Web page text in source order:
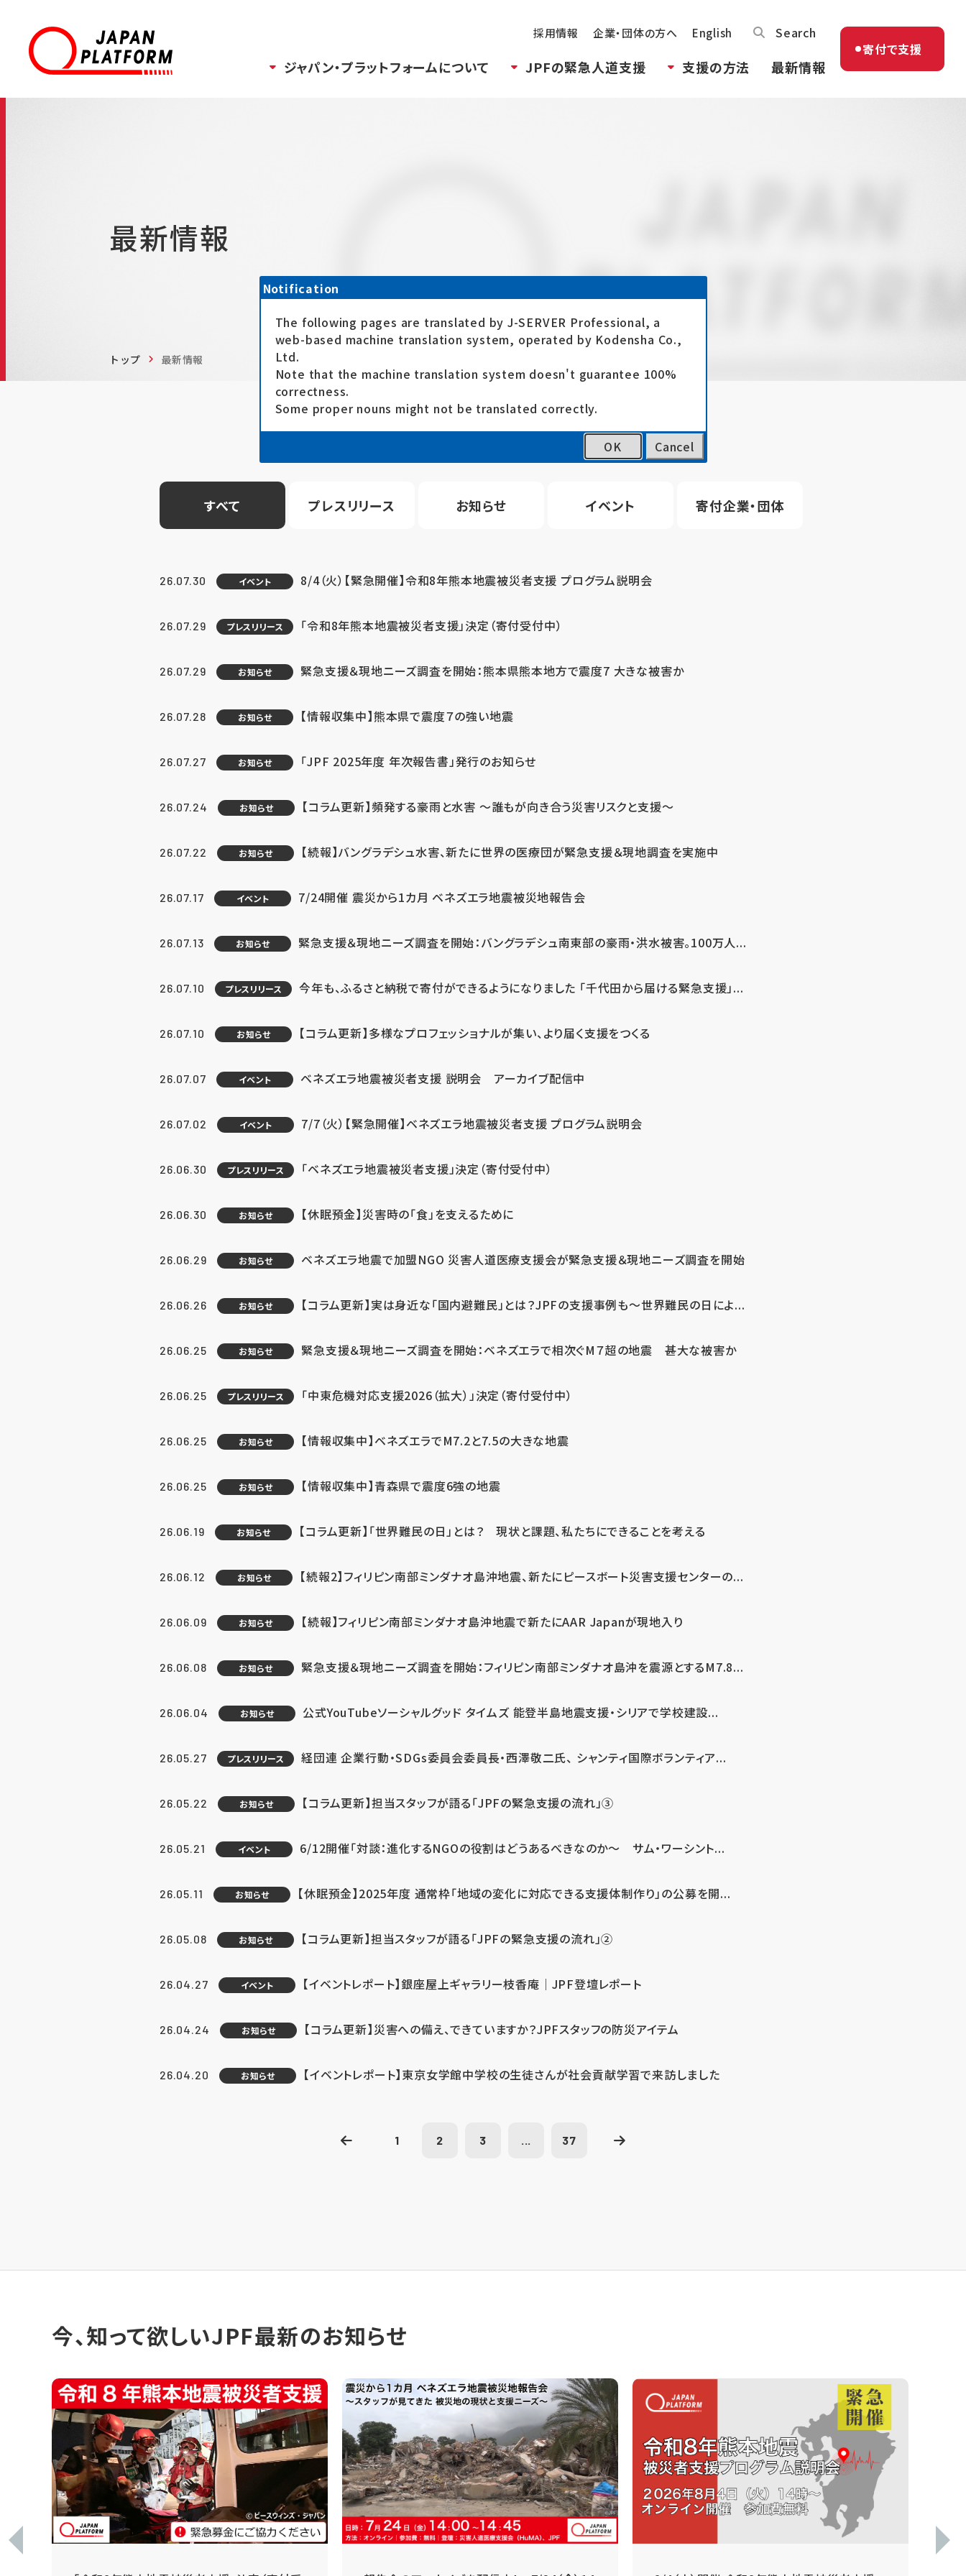
採用情報 企業・団体の方へ English Search
ジャパン・プラットフォームについて JPFの緊急人道支援 支援の方法 最新情報
寄付で支援
最新情報
トップ 最新情報
すべて プレスリリース お知らせ イベント 寄付企業・団体
26.07.30 イベント 8/4（火）【緊急開催】令和8年熊本地震被災者支援 プログラム説明会
26.07.29 プレスリリース 「令和8年熊本地震被災者支援」決定（寄付受付中）
26.07.29 お知らせ 緊急支援＆現地ニーズ調査を開始：熊本県熊本地方で震度7 大きな被害か
26.07.28 お知らせ 【情報収集中】熊本県で震度７の強い地震
26.07.27 お知らせ 「JPF 2025年度 年次報告書」発行のお知らせ
26.07.24 お知らせ 【コラム更新】頻発する豪雨と水害 ～誰もが向き合う災害リスクと支援～
26.07.22 お知らせ 【続報】バングラデシュ水害、新たに世界の医療団が緊急支援＆現地調査を実施中
26.07.17 イベント 7/24開催 震災から1カ月 ベネズエラ地震被災地報告会
26.07.13 お知らせ 緊急支援＆現地ニーズ調査を開始：バングラデシュ南東部の豪雨・洪水被害。100万人...
26.07.10 プレスリリース 今年も、ふるさと納税で寄付ができるようになりました 「千代田から届ける緊急支援」...
26.07.10 お知らせ 【コラム更新】多様なプロフェッショナルが集い、より届く支援をつくる
26.07.07 イベント ベネズエラ地震被災者支援 説明会 アーカイブ配信中
26.07.02 イベント 7/7（火）【緊急開催】ベネズエラ地震被災者支援 プログラム説明会
26.06.30 プレスリリース 「ベネズエラ地震被災者支援」決定（寄付受付中）
26.06.30 お知らせ 【休眠預金】災害時の「食」を支えるために
26.06.29 お知らせ ベネズエラ地震で加盟NGO 災害人道医療支援会が緊急支援＆現地ニーズ調査を開始
26.06.26 お知らせ 【コラム更新】実は身近な「国内避難民」とは？JPFの支援事例も～世界難民の日によ...
26.06.25 お知らせ 緊急支援＆現地ニーズ調査を開始：ベネズエラで相次ぐM７超の地震 甚大な被害か
26.06.25 プレスリリース 「中東危機対応支援2026（拡大）」決定（寄付受付中）
26.06.25 お知らせ 【情報収集中】ベネズエラでM7.2と7.5の大きな地震
26.06.25 お知らせ 【情報収集中】青森県で震度6強の地震
26.06.19 お知らせ 【コラム更新】「世界難民の日」とは？ 現状と課題、私たちにできることを考える
26.06.12 お知らせ 【続報2】フィリピン南部ミンダナオ島沖地震、新たにピースボート災害支援センターの...
26.06.09 お知らせ 【続報】フィリピン南部ミンダナオ島沖地震で新たにAAR Japanが現地入り
26.06.08 お知らせ 緊急支援＆現地ニーズ調査を開始：フィリピン南部ミンダナオ島沖を震源とするM7.8...
26.06.04 お知らせ 公式YouTubeソーシャルグッド タイムズ 能登半島地震支援・シリアで学校建設...
26.05.27 プレスリリース 経団連 企業行動・SDGs委員会委員長・西澤敬二氏、 シャンティ国際ボランティア...
26.05.22 お知らせ 【コラム更新】担当スタッフが語る「JPFの緊急支援の流れ」③
26.05.21 イベント 6/12開催「対談：進化するNGOの役割はどうあるべきなのか～ サム・ワーシント...
26.05.11 お知らせ 【休眠預金】2025年度 通常枠「地域の変化に対応できる支援体制作り」の公募を開...
26.05.08 お知らせ 【コラム更新】担当スタッフが語る「JPFの緊急支援の流れ」②
26.04.27 イベント 【イベントレポート】銀座屋上ギャラリー枝香庵｜JPF登壇レポート
26.04.24 お知らせ 【コラム更新】災害への備え、できていますか？JPFスタッフの防災アイテム
26.04.20 お知らせ 【イベントレポート】東京女学館中学校の生徒さんが社会貢献学習で来訪しました
1 2 3 ... 37
今、知って欲しいJPF最新のお知らせ
Notification
The following pages are translated by J-SERVER Professional, a
web-based machine translation system, operated by Kodensha Co.,
Ltd.
Note that the machine translation system doesn't guarantee 100%
correctness.
Some proper nouns might not be translated correctly.
OK Cancel